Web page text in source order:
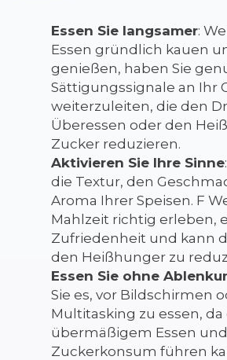
Essen Sie langsamer:
Essen gründlich kauen
genießen, haben Sie
Sättigungssignale an Ihr
weiterzuleiten, die den
Überessen oder den
Zucker reduzieren.
Aktivieren Sie Ihre Sinne
die Textur, den
Aroma Ihrer Speisen. F
Mahlzeit richtig erleben,
Zufriedenheit und kann
den Heißhunger zu
Essen Sie ohne
Sie es, vor Bildschirmen
Multitasking zu essen, da
übermäßigem Essen
Zuckerkonsum führen